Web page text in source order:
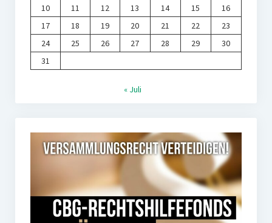
10
11 12 13 14 15
16
17
18 19 20 21 22
23
24
25 26 27 28 29
30
31
« Juli